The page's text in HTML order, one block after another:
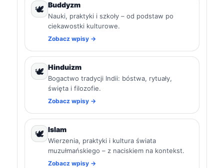
🕊️ Buddyzm
Nauki, praktyki i szkoły – od podstaw po
ciekawostki kulturowe.
Zobacz wpisy →
🕊️ Hinduizm
Bogactwo tradycji Indii: bóstwa, rytuały,
święta i filozofie.
Zobacz wpisy →
🕊️ Islam
Wierzenia, praktyki i kultura świata
muzułmańskiego – z naciskiem na kontekst.
Zobacz wpisy →